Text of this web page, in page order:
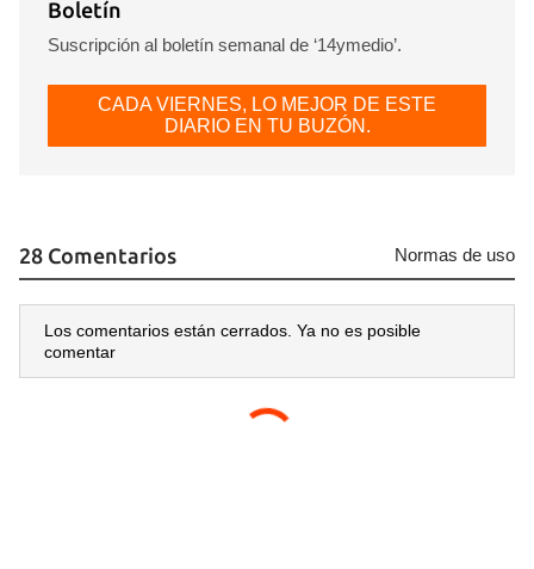
Boletín
Suscripción al boletín semanal de ‘14ymedio’.
CADA VIERNES, LO MEJOR DE ESTE
DIARIO EN TU BUZÓN.
28 Comentarios Normas de uso
Los comentarios están cerrados. Ya no es posible
comentar